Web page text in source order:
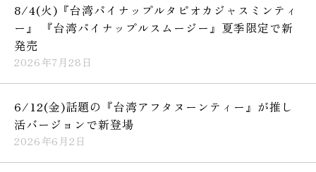
8/4(火)『台湾パイナップルタピオカジャスミンティ
ー』 『台湾パイナップルスムージー』夏季限定で新
発売
2026年7月28日
6/12(金)話題の『台湾アフタヌーンティー』が推し
活バージョンで新登場
2026年6月2日